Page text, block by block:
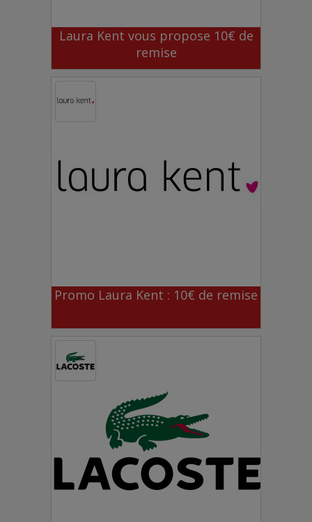
Laura Kent vous propose 10€ de
remise
Promo Laura Kent : 10€ de remise